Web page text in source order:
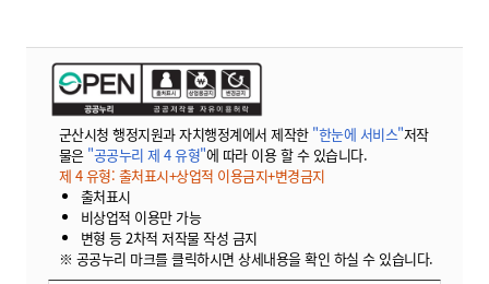
군산시청 행정지원과 자치행정계에서 제작한 "한눈에 서비스"저작
물은 "공공누리 제 4 유형"에 따라 이용 할 수 있습니다.
제 4 유형: 출처표시+상업적 이용금지+변경금지
출처표시
비상업적 이용만 가능
변형 등 2차적 저작물 작성 금지
※ 공공누리 마크를 클릭하시면 상세내용을 확인 하실 수 있습니다.